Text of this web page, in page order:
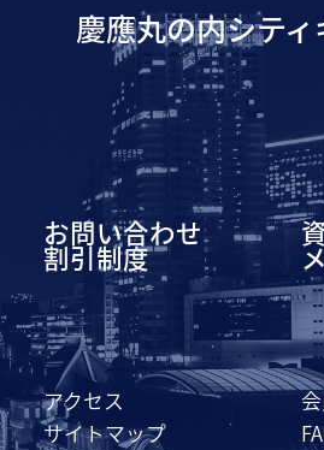
慶應丸の内シテ
お問い合わせ
割引制度
アクセス
サイトマップ